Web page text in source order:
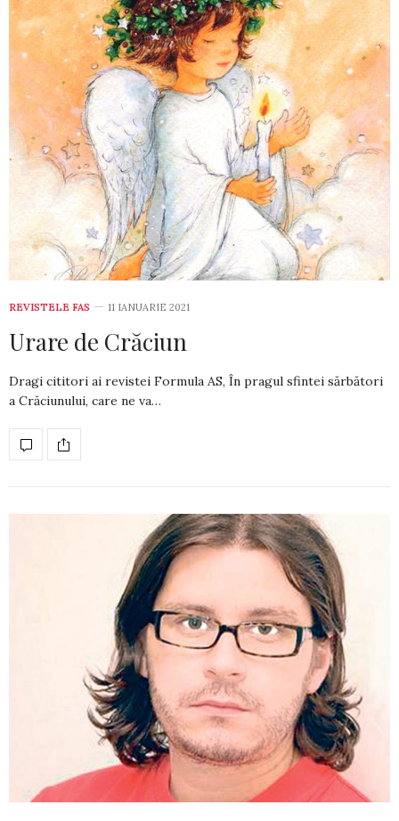
REVISTELE FAS 11 IANUARIE 2021
Urare de Crăciun
Dragi cititori ai revistei Formula AS, În pragul sfintei sărbători
a Crăciunului, care ne va…